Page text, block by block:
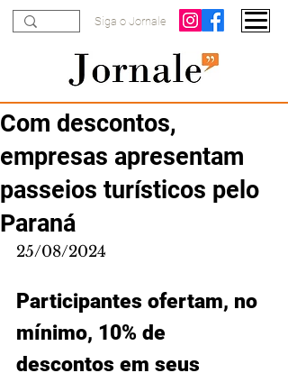
Siga o Jornale
Com descontos,
empresas apresentam
passeios turísticos pelo
Paraná
25/08/2024
Participantes ofertam, no
mínimo, 10% de
descontos em seus